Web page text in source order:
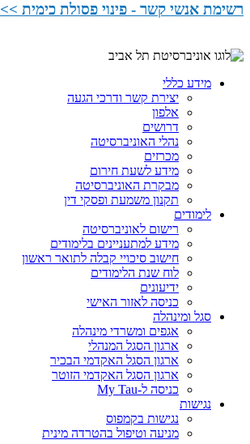
רשימת אנשי קשר - פינוי פסולת כימית >>
מידע כללי
יצירת קשר ודרכי הגעה
אלפון
דרושים
נהלי האוניברסיטה
מכרזים
מידע לשעת חירום
מבקרת האוניברסיטה
תקנון משמעת ופסקי דין
לימודים
רישום לאוניברסיטה
מידע למתעניינים בלימודים
חישוב סיכויי קבלה לתואר ראשון
לוח שנת הלימודים
ידיעונים
כניסה לאזור האישי
סגל ומינהלה
אגפים ומשרדי מינהלה
ארגון הסגל המנהלי
ארגון הסגל האקדמי הבכיר
ארגון הסגל האקדמי הזוטר
כניסה ל-My Tau
נגישות
נגישות בקמפוס
מניעה וטיפול בהטרדה מינית